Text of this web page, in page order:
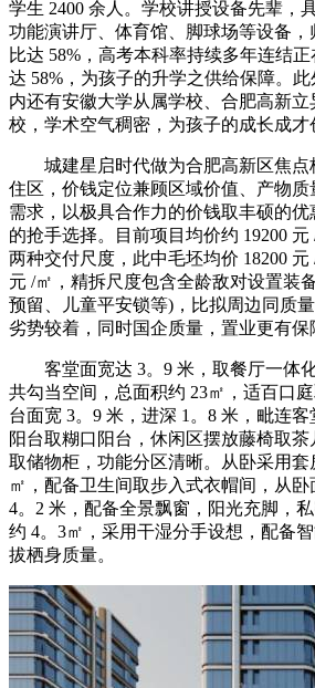
学生 2400 余人。学校讲授设备先辈，
功能演讲厅、体育馆、脚球场等设备
比达 58%，高考本科率持续多年连结
达 58%，为孩子的升学之供给保障。
内还有安徽大学从属学校、合肥高新
校，学术空气稠密，为孩子的成长成才
城建星启时代做为合肥高新区焦点
住区，价钱定位兼顾区域价值、产物
需求，以极具合作力的价钱取丰硕的
的抢手选择。目前项目均价约 19200
两种交付尺度，此中毛坯均价 18200 元
元 /㎡，精拆尺度包含全龄敌对设置装
预留、儿童平安锁等)，比拟周边同质
劣势较着，同时国企质量，置业更有保
客堂面宽达 3。9 米，取餐厅一体
共勾当空间，总面积约 23㎡，适百口
台面宽 3。9 米，进深 1。8 米，毗连
阳台取糊口阳台，休闲区摆放藤椅取
取储物柜，功能分区清晰。从卧采用套
㎡，配备卫生间取步入式衣帽间，从卧
4。2 米，配备全景飘窗，阳光充脚，
约 4。3㎡，采用干湿分手设想，配备
拔栖身质量。